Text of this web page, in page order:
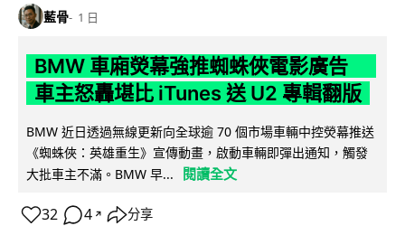
藍骨 1 日
BMW 車廂熒幕強推蜘蛛俠電影廣告
車主怒轟堪比 iTunes 送 U2 專輯翻版
BMW 近日透過無線更新向全球逾 70 個市場車輛中控熒幕推送
《蜘蛛俠：英雄重生》宣傳動畫，啟動車輛即彈出通知，觸發
大批車主不滿。BMW 早...
閱讀全文
32 4 ↗ 分享